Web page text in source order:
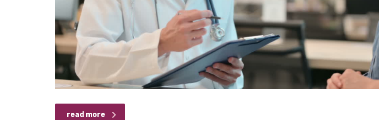
read more